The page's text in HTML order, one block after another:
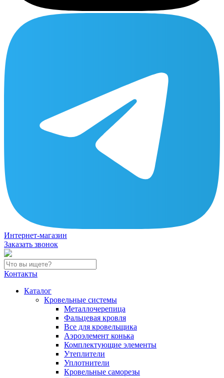
Интернет-магазин
Заказать звонок
Контакты
Каталог
Кровельные системы
Металлочерепица
Фальцевая кровля
Все для кровельщика
Аэроэлемент конька
Комплектующие элементы
Утеплители
Уплотнители
Кровельные саморезы